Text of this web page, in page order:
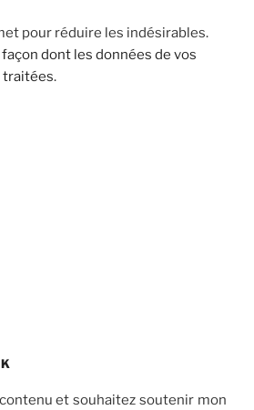
pour réduire les indésirables.
dont les données de vos
traitées.
et souhaitez soutenir mon